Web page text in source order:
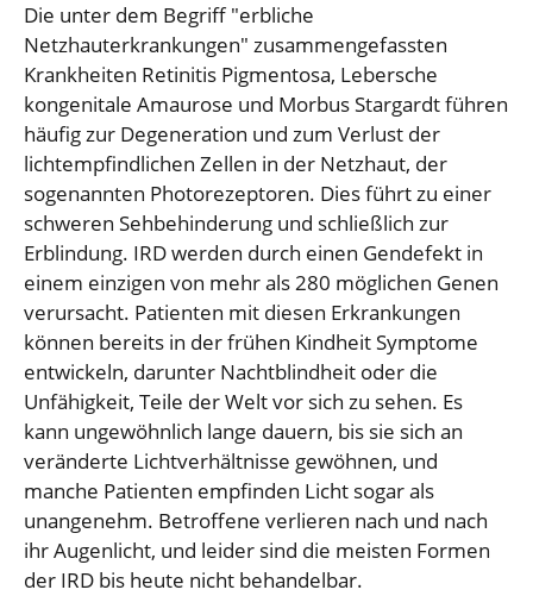
Die unter dem Begriff "erbliche
Netzhauterkrankungen" zusammengefassten
Krankheiten Retinitis Pigmentosa, Lebersche
kongenitale Amaurose und Morbus Stargardt führen
häufig zur Degeneration und zum Verlust der
lichtempfindlichen Zellen in der Netzhaut, der
sogenannten Photorezeptoren. Dies führt zu einer
schweren Sehbehinderung und schließlich zur
Erblindung. IRD werden durch einen Gendefekt in
einem einzigen von mehr als 280 möglichen Genen
verursacht. Patienten mit diesen Erkrankungen
können bereits in der frühen Kindheit Symptome
entwickeln, darunter Nachtblindheit oder die
Unfähigkeit, Teile der Welt vor sich zu sehen. Es
kann ungewöhnlich lange dauern, bis sie sich an
veränderte Lichtverhältnisse gewöhnen, und
manche Patienten empfinden Licht sogar als
unangenehm. Betroffene verlieren nach und nach
ihr Augenlicht, und leider sind die meisten Formen
der IRD bis heute nicht behandelbar.